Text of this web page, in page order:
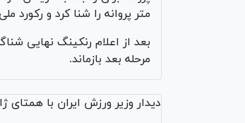
متر پروانه را شنا کرد و رکورد
بعد از اعلام رنکینگ نهایی
مرحله بعد بازماند.
دیدار وزیر ورزش ایران با همتای